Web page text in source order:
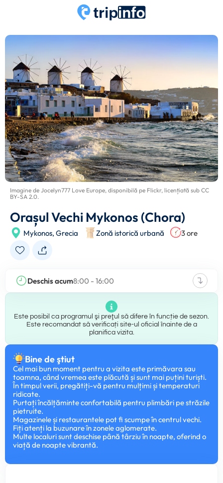
Imagine de Jocelyn777 Love Europe, disponibilă pe Flickr, licențiată sub CC
BY-SA 2.0.
Orașul Vechi Mykonos (Chora)
Mykonos, Grecia Zonă istorică urbană 3 ore
Deschis acum8:00 - 16:00
Este posibil ca programul şi preţul să difere în funcție de sezon.
Este recomandat să verificați site-ul oficial înainte de a
planifica vizita.
Bine de ştiut
Cel mai bun moment pentru a vizita este primăvara sau
toamna, când vremea este plăcută și sunt mai puțini turiști.
În timpul verii, pregătiți-vă pentru mulțimi și temperaturi
ridicate.
Purtați încălțăminte confortabilă pentru plimbări pe străzile
pietruite.
Magazinele și restaurantele pot fi scumpe în centrul vechi.
Fiți atenți la buzunare în zonele aglomerate.
Multe localuri sunt deschise până târziu în noapte, oferind o
viață de noapte vibrantă.